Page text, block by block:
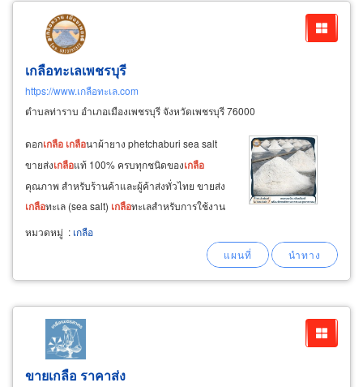
เกลือทะเลเพชรบุรี
https://www.เกลือทะเล.com
ตำบลท่าราบ อำเภอเมืองเพชรบุรี จังหวัดเพชรบุรี 76000
ดอกเกลือ เกลือนาผ้ายาง phetchaburi sea salt
ขายส่งเกลือแท้ 100% ครบทุกชนิดของเกลือ
คุณภาพ สำหรับร้านค้าและผู้ค้าส่งทั่วไทย ขายส่ง
เกลือทะเล (sea salt) เกลือทะเลสำหรับการใช้งาน
เอนกประสงค์ คุ้มค่าที่สุด ผลิตจากน้ำทะเลระเหย
ขาว สะอาด ขายส่งราคา
หมวดหมู่ : เกลือ
ขายเกลือ ราคาส่ง